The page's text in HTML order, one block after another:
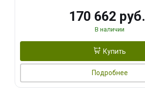
170 662 руб.
В наличии
Купить
Подробнее